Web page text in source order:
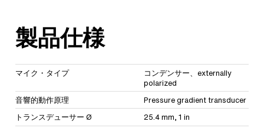
製品仕様
マイク・タイプ
コンデンサー、externally
polarized
音響的動作原理
Pressure gradient transducer
トランスデューサー Ø
25.4 mm, 1 in